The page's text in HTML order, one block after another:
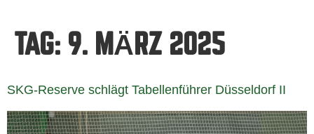
TAG: 9. MÄRZ 2025
SKG-Reserve schlägt Tabellenführer Düsseldorf II